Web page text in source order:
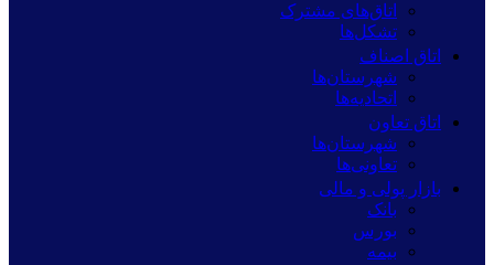
اتاق‌های مشترک
تشکل‌ها
اتاق اصناف
شهرستان‌ها
اتحادیه‌ها
اتاق تعاون
شهرستان‌ها
تعاونی‌ها
بازار پولی و مالی
بانک
بورس
بیمه